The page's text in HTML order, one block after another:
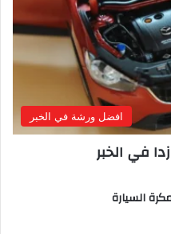
افضل ورشة في الخبر
في الخبر
السيارة